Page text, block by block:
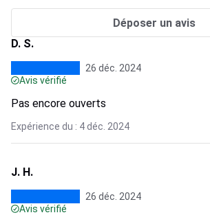
Déposer un avis
D. S.
26 déc. 2024
Avis vérifié
Pas encore ouverts
Expérience du : 4 déc. 2024
J. H.
26 déc. 2024
Avis vérifié